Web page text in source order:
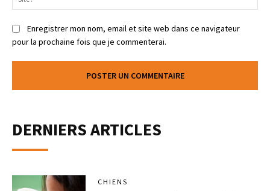
Enregistrer mon nom, email et site web dans ce navigateur
pour la prochaine fois que je commenterai.
DERNIERS ARTICLES
CHIENS